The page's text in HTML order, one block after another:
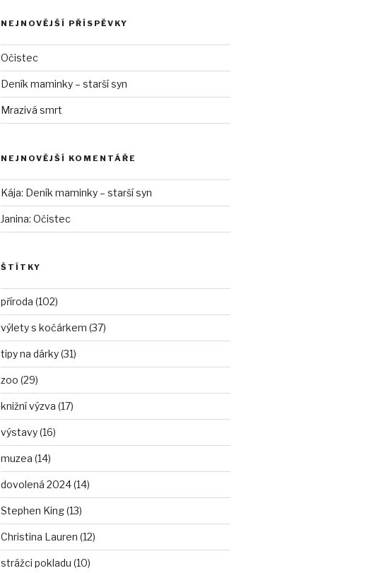
NEJNOVĚJŠÍ PŘÍSPĚVKY
Očistec
Deník maminky – starší syn
Mrazivá smrt
NEJNOVĚJŠÍ KOMENTÁŘE
Kája: Deník maminky – starší syn
Janina: Očistec
ŠTÍTKY
příroda (102)
výlety s kočárkem (37)
tipy na dárky (31)
zoo (29)
knižní výzva (17)
výstavy (16)
muzea (14)
dovolená 2024 (14)
Stephen King (13)
Christina Lauren (12)
strážci pokladu (10)